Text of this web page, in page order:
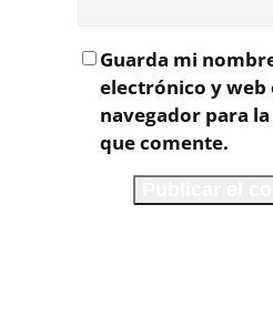
Guarda mi
electrónico y web
navegador para
que comente.